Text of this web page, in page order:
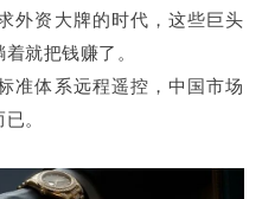
外资大牌的时代，这些巨头
就把钱赚了。
准体系远程遥控，中国市场
。